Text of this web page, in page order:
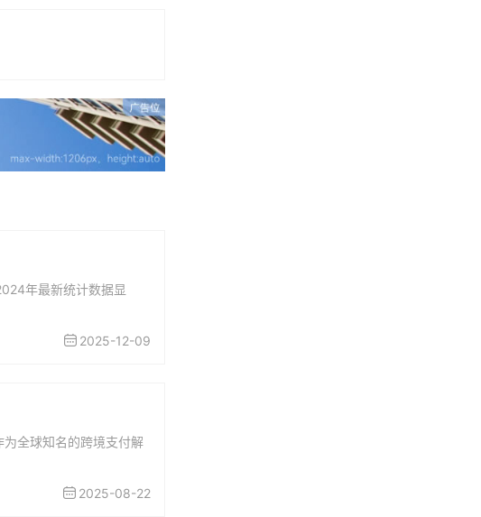
年最新统计数据显
2025-12-09
全球知名的跨境支付解
2025-08-22